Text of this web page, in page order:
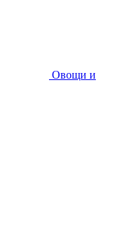
Овощи и